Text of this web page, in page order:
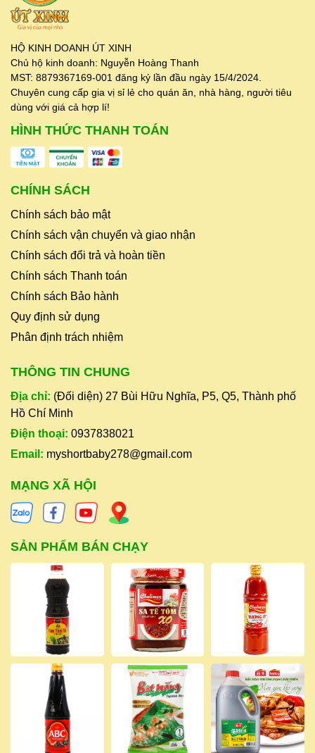
HỘ KINH DOANH ÚT XINH
Chủ hộ kinh doanh: Nguyễn Hoàng Thanh
MST: 8879367169-001 đăng ký lần đầu ngày 15/4/2024.
Chuyên cung cấp gia vị sỉ lẻ cho quán ăn, nhà hàng, người tiêu
dùng với giá cả hợp lí!
HÌNH THỨC THANH TOÁN
CHÍNH SÁCH
Chính sách bảo mật
Chính sách vận chuyển và giao nhận
Chính sách đổi trả và hoàn tiền
Chính sách Thanh toán
Chính sách Bảo hành
Quy định sử dụng
Phân định trách nhiệm
THÔNG TIN CHUNG
Địa chỉ: (Đối diện) 27 Bùi Hữu Nghĩa, P5, Q5, Thành phố
Hồ Chí Minh
Điện thoại: 0937838021
Email: myshortbaby278@gmail.com
MẠNG XÃ HỘI
SẢN PHẨM BÁN CHẠY